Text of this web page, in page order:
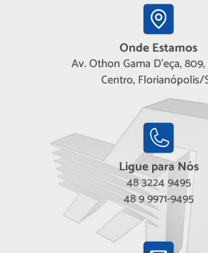
Onde Estamos
Av. Othon Gama D'eça,
Centro, Florianópolis/
Ligue para Nós
48 3224 9495
48 9 9971-9495